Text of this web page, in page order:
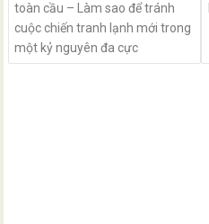
toàn cầu – Làm sao để tránh
cuộc chiến tranh lạnh mới trong
một kỷ nguyên đa cực